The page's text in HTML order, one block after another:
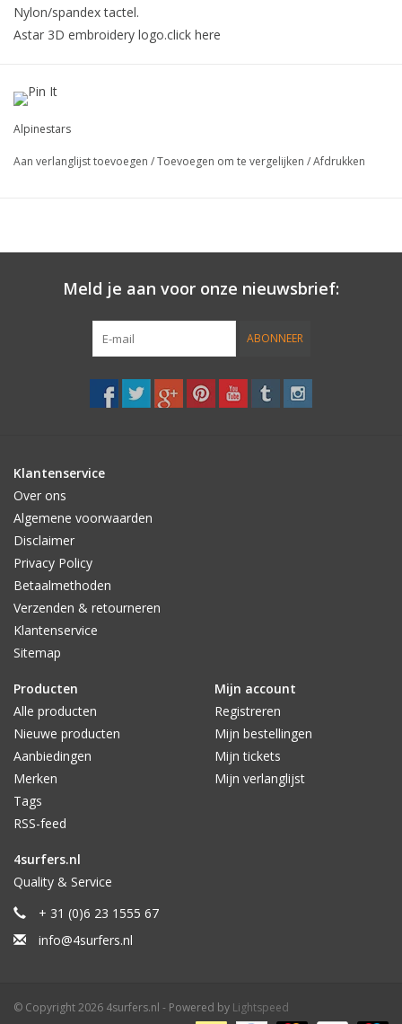
Nylon/spandex tactel.
Astar 3D embroidery logo.click here
Alpinestars
Aan verlanglijst toevoegen /Toevoegen om te vergelijken /Afdrukken
Meld je aan voor onze nieuwsbrief:
ABONNEER
Klantenservice
Over ons
Algemene voorwaarden
Disclaimer
Privacy Policy
Betaalmethoden
Verzenden & retourneren
Klantenservice
Sitemap
Producten
Alle producten
Nieuwe producten
Aanbiedingen
Merken
Tags
RSS-feed
Mijn account
Registreren
Mijn bestellingen
Mijn tickets
Mijn verlanglijst
4surfers.nl
Quality & Service
+ 31 (0)6 23 1555 67
info@4surfers.nl
© Copyright 2026 4surfers.nl - Powered by Lightspeed